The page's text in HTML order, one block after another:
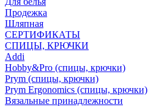
Продежка
Шляпная
СЕРТИФИКАТЫ
СПИЦЫ, КРЮЧКИ
Addi
Hobby&Pro (спицы, крючки)
Prym (спицы, крючки)
Prym Ergonomics (спицы, крючки)
Вязальные принадлежности